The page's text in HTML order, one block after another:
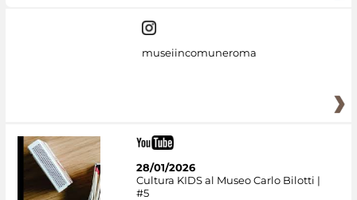
museiincomuneroma
28/01/2026
Cultura KIDS al Museo Carlo Bilotti |
#5